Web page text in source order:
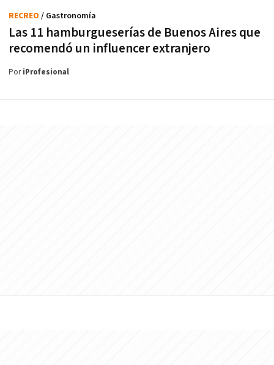
Las 11 hamburgueserías de Buenos Aires que
recomendó un influencer extranjero
RECREO / Gastronomía
PoriProfesional